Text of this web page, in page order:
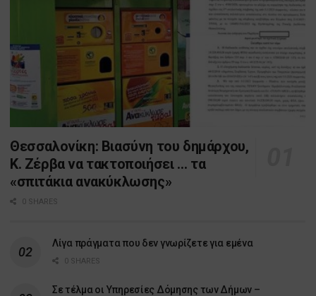
Θεσσαλονίκη: Βιασύνη του δημάρχου,
Κ. Ζέρβα να τακτοποιήσει … τα
«σπιτάκια ανακύκλωσης»
0 SHARES
Λίγα πράγματα που δεν γνωρίζετε για εμένα
0 SHARES
Σε τέλμα οι Υπηρεσίες Δόμησης των Δήμων –